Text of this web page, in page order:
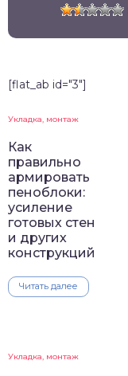
[flat_ab id="3"]
Укладка, монтаж
Как
правильно
армировать
пеноблоки:
усиление
готовых стен
и других
конструкций
Читать далее
Укладка, монтаж